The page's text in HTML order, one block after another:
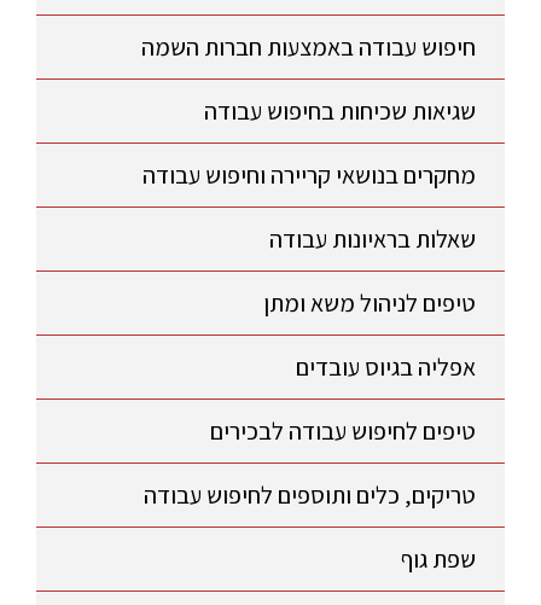
חיפוש עבודה באמצעות חברות השמה
שגיאות שכיחות בחיפוש עבודה
מחקרים בנושאי קריירה וחיפוש עבודה
שאלות בראיונות עבודה
טיפים לניהול משא ומתן
אפליה בגיוס עובדים
טיפים לחיפוש עבודה לבכירים
טריקים, כלים ותוספים לחיפוש עבודה
שפת גוף